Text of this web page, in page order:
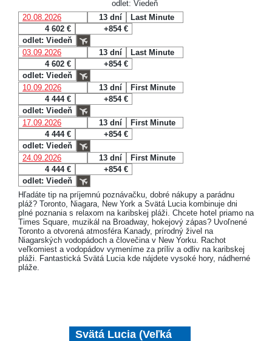
odlet: Viedeň
20.08.2026
13 dní
Last Minute
4 602 €
+854 €
odlet: Viedeň
03.09.2026
13 dní
Last Minute
4 602 €
+854 €
odlet: Viedeň
10.09.2026
13 dní
First Minute
4 444 €
+854 €
odlet: Viedeň
17.09.2026
13 dní
First Minute
4 444 €
+854 €
odlet: Viedeň
24.09.2026
13 dní
First Minute
4 444 €
+854 €
odlet: Viedeň
Hľadáte tip na príjemnú poznávačku, dobré nákupy a parádnu
pláž? Toronto, Niagara, New York a Svätá Lucia kombinuje dni
plné poznania s relaxom na karibskej pláži. Chcete hotel priamo na
Times Square, muzikál na Broadway, hokejový zápas? Uvoľnené
Toronto a otvorená atmosféra Kanady, prírodný živel na
Niagarských vodopádoch a človečina v New Yorku. Rachot
veľkomiest a vodopádov vymeníme za príliv a odliv na karibskej
pláži. Fantastická Svätá Lucia kde nájdete vysoké hory, nádherné
pláže.
Svätá Lucia (Veľká